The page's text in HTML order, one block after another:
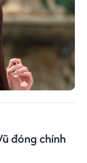
đóng chính